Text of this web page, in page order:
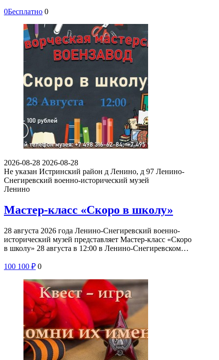
0Бесплатно 0
2026-08-28 2026-08-28
Не указан Истринский район д Ленино, д 97 Ленино-
Снегиревский военно-исторический музей
Ленино
Мастер-класс «Скоро в школу»
28 августа 2026 года Ленино-Снегиревский военно-
исторический музей представляет Мастер-класс «Скоро
в школу» 28 августа в 12:00 в Ленино-Снегиревском…
100 100 ₽ 0